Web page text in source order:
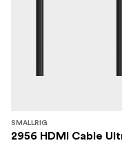
SMALLRIG
2956 HDMI Cable